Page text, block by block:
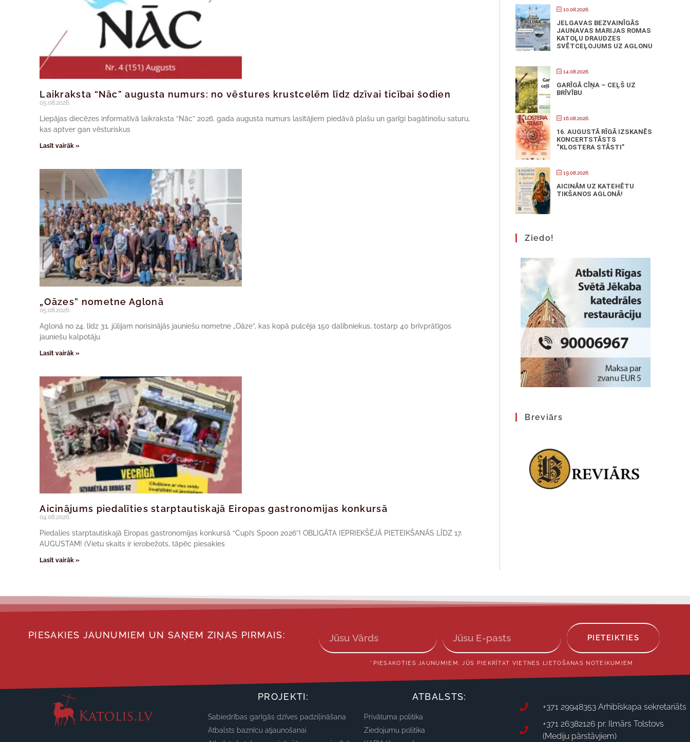
Laikraksta “Nāc” augusta numurs: no vēstures krustcelēm līdz dzīvai ticībai šodien
05.08.2026.
Liepājas diecēzes informatīvā laikraksta “Nāc” 2026. gada augusta numurs lasītājiem piedāvā plašu un garīgi bagātinošu saturu,
kas aptver gan vēsturiskus
Lasīt vairāk »
„Oāzes” nometne Aglonā
05.08.2026.
Aglonā no 24. līdz 31. jūlijam norisinājās jauniešu nometne „Oāze”, kas kopā pulcēja 150 dalībniekus, tostarp 40 brīvprātīgos
jauniešu kalpotāju
Lasīt vairāk »
Aicinājums piedalīties starptautiskajā Eiropas gastronomijas konkursā
04.08.2026.
Piedalies starptautiskajā Eiropas gastronomijas konkursā “Cupi’s Spoon 2026”! OBLIGĀTA IEPRIEKŠĒJĀ PIETEIKŠANĀS LĪDZ 17.
AUGUSTAM! (Vietu skaits ir ierobežots, tāpēc piesakies
Lasīt vairāk »
10.08.2026.
JELGAVAS BEZVAINĪGĀS
JAUNAVAS MARIJAS ROMAS
KATOĻU DRAUDZES
SVĒTCEĻOJUMS UZ AGLONU
14.08.2026.
GARĪGĀ CĪŅA – CEĻŠ UZ
BRĪVĪBU
16.08.2026.
16. AUGUSTĀ RĪGĀ IZSKANĒS
KONCERTSTĀSTS
“KLOSTERA STĀSTI”
19.08.2026.
AICINĀM UZ KATEHĒTU
TIKŠANOS AGLONĀ!
Ziedo!
Breviārs
PIESAKIES JAUNUMIEM UN SAŅEM ZIŅAS PIRMAIS: PIETEIKTIES
*PIESAKOTIES JAUNUMIEM, JŪS PIEKRĪTAT VIETNES LIETOŠANAS NOTEIKUMIEM
PROJEKTI:
Sabiedrības garīgās dzīves padziļināšana
Atbalsts baznīcu atjaunošanai
ATBALSTS:
Privātuma politika
Ziedojumu politika
+371 29948353 Arhibīskapa sekretariāts
+371 26382126 pr. Ilmārs Tolstovs
(Mediju pārstāvjiem)